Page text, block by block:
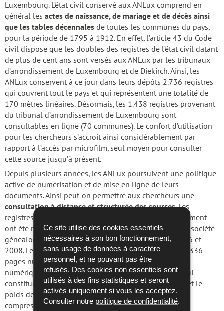
Ce site utilise des cookies essentiels
nécessaires à son bon fonctionnement,
sans usage de données à caractère
personnel, et ne pouvant pas être
refusés. Des cookies non essentiels sont
utilisés à des fins statistiques et seront
activés uniquement si vous les acceptez.
Consulter notre politique de confidentialité
Luxembourg. L’état civil conservé aux ANLux comprend en
général les actes de naissance, de mariage et de décès ainsi
que les tables décennales de toutes les communes du pays,
pour la période de 1795 à 1912. En effet, l’article 43 du Code
civil dispose que les doubles des registres de l’état civil datant
de plus de cent ans sont versés aux ANLux par les tribunaux
d’arrondissement de Luxembourg et de Diekirch. Ainsi, les
ANLux conservent à ce jour dans leurs dépôts 2.736 registres
qui couvrent tout le pays et qui représentent une totalité de
170 mètres linéaires. Désormais, les 1.438 registres provenant
du tribunal d’arrondissement de Luxembourg sont
consultables en ligne (70 communes). Le confort d’utilisation
pour les chercheurs s’accroît ainsi considérablement par
rapport à l’accès par microfilm, seul moyen pour consulter
cette source jusqu’à présent.
Depuis plusieurs années, les ANLux poursuivent une politique
active de numérisation et de mise en ligne de leurs
documents. Ainsi peut-on permettre aux chercheurs une
consultation à distance et structurée des sources. Les
registres de l’état civil des deux tribunaux d’arrondissement
ont été microfilmés puis entièrement numérisés par la société
généalogique de l’Utah en plusieurs étapes entre 1976 et
2008. Les ANLux préparent la mise en ligne des 1.283.336
pages numérisées (5,6 TB) depuis 2012. Les copies
numériques livrées sont des copies de consultation qui
constituent un compromis entre la lisibilité des actes et le
poids des fichiers numériques (niveaux de gris, images
compressées).